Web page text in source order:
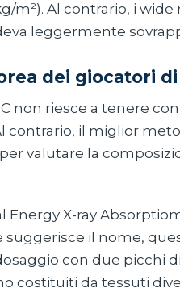
m²). Al contrario, i
leggermente
dei giocatori
non riesce a tenere
contrario, il miglior
valutare la
Energy X-ray
suggerisce il nome,
con due picchi
costituiti da tessuti